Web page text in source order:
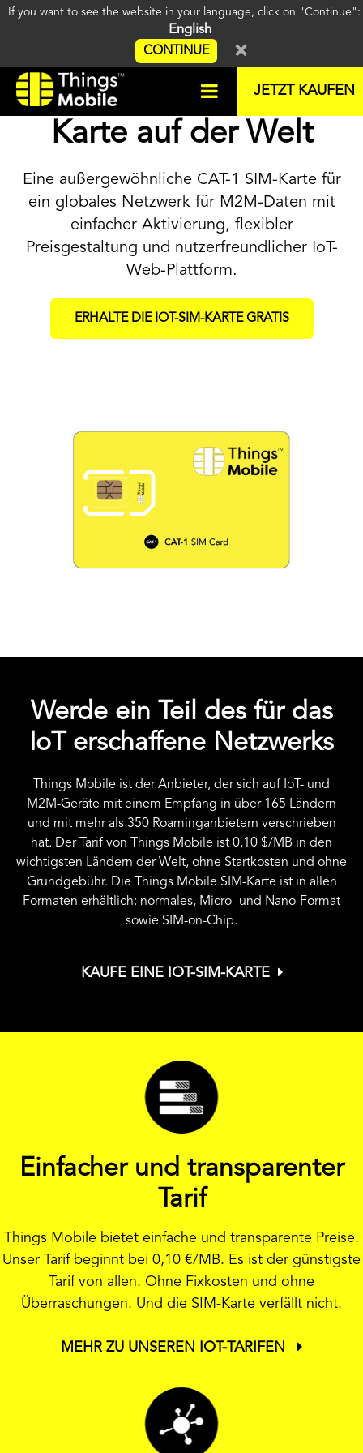
If you want to see the website in your language, click on "Continue":
English
CONTINUE ×
JETZT KAUFEN
Die beste CAT-1 SIM-
Karte auf der Welt
Eine außergewöhnliche CAT-1 SIM-Karte für
ein globales Netzwerk für M2M-Daten mit
einfacher Aktivierung, flexibler
Preisgestaltung und nutzerfreundlicher IoT-
Web-Plattform.
ERHALTE DIE IOT-SIM-KARTE GRATIS
Werde ein Teil des für das
IoT erschaffene Netzwerks
Things Mobile ist der Anbieter, der sich auf IoT- und
M2M-Geräte mit einem Empfang in über 165 Ländern
und mit mehr als 350 Roaminganbietern verschrieben
hat. Der Tarif von Things Mobile ist 0,10 $/MB in den
wichtigsten Ländern der Welt, ohne Startkosten und ohne
Grundgebühr. Die Things Mobile SIM-Karte ist in allen
Formaten erhältlich: normales, Micro- und Nano-Format
sowie SIM-on-Chip.
KAUFE EINE IOT-SIM-KARTE
Einfacher und transparenter
Tarif
Things Mobile bietet einfache und transparente Preise.
Unser Tarif beginnt bei 0,10 €/MB. Es ist der günstigste
Tarif von allen. Ohne Fixkosten und ohne
Überraschungen. Und die SIM-Karte verfällt nicht.
MEHR ZU UNSEREN IOT-TARIFEN